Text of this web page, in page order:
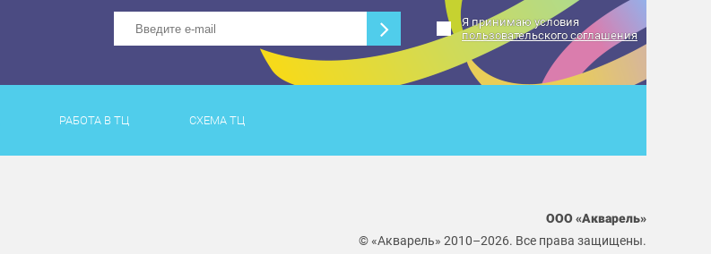
Я принимаю условия
пользовательского соглашения
РАБОТА В ТЦ СХЕМА ТЦ
ООО «Акварель»
© «Акварель» 2010–2026. Все права защищены.